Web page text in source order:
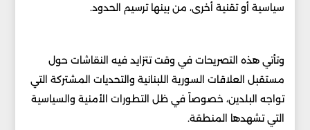
سياسية أو تقنية أخرى، من بينها ترسيم الحدود.
وتأتي هذه التصريحات في وقت تتزايد فيه النقاشات حول
مستقبل العلاقات السورية اللبنانية والتحديات المشتركة التي
تواجه البلدين، خصوصاً في ظل التطورات الأمنية والسياسية
التي تشهدها المنطقة.